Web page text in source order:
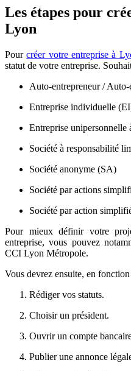
Les étapes pour
Lyon
Pourcréer votre entreprise à
statut de votre entreprise.
Auto-entrepreneur /
Entreprise individuelle
Entreprise
Société à responsabilité
Société anonyme (SA)
Société par actions
Société par action
Pour mieux définir votre
entreprise, vous pouvez
CCI Lyon Métropole.
Vous devrez ensuite, en
Rédiger vos statuts.
Choisir un président.
Ouvrir un compte
Publier une annonce